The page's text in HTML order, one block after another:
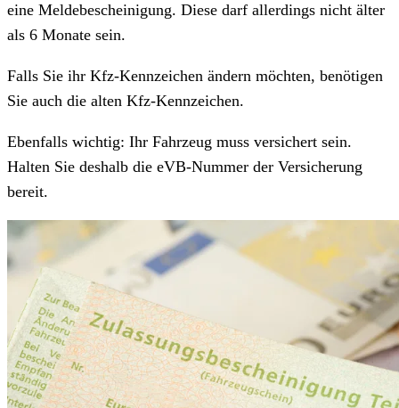
eine Meldebescheinigung. Diese darf allerdings nicht älter
als 6 Monate sein.
Falls Sie ihr Kfz-Kennzeichen ändern möchten, benötigen
Sie auch die alten Kfz-Kennzeichen.
Ebenfalls wichtig: Ihr Fahrzeug muss versichert sein.
Halten Sie deshalb die eVB-Nummer der Versicherung
bereit.